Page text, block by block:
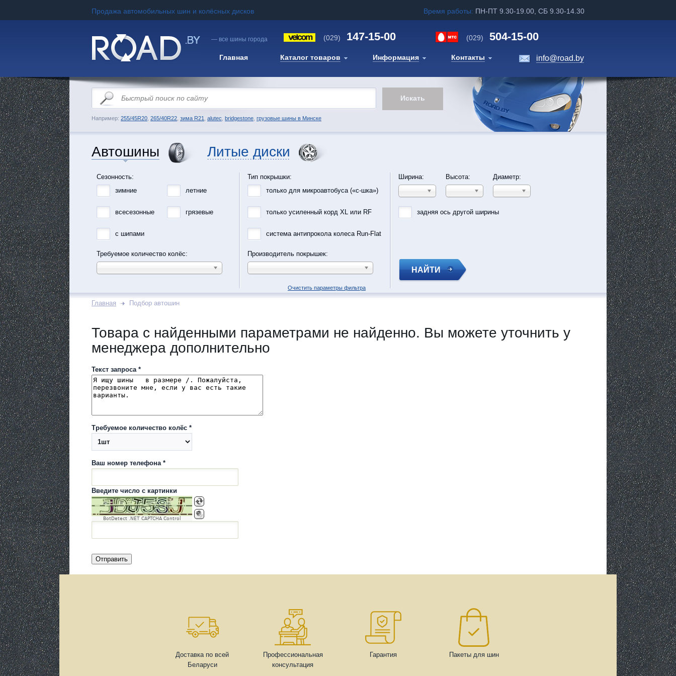
Продажа автомобильных шин и колёсных дисков Время работы: ПН-ПТ 9.30-19.00, СБ 9.30-14.30
— все шины города (029) 147-15-00 (029) 504-15-00
Главная Каталог товаров Информация Контакты info@road.by
Например: 255/45R20 265/40R22 зима R21 alutec bridgestone грузовые шины в Минске
Автошины Литые диски
Сезонность:
зимние
летние
всесезонные грязевые
с шипами
Требуемое количество колёс:
Тип покрышки:
только для микроавтобуса («с-шка»)
только усиленный корд XL или RF
система антипрокола колеса Run-Flat
Производитель покрышек:
Ширина: Высота: Диаметр:
задняя ось другой ширины
НАЙТИ
Очистить параметры фильтра
Главная Подбор автошин
Товара с найденными параметрами не найденно. Вы можете уточнить у
менеджера дополнительно
Текст запроса *
Требуемое количество колёс *
Ваш номер телефона *
Введите число с картинки
BotDetect .NET CAPTCHA Control
Доставка по всей
Беларуси
Профессиональная
консультация
Гарантия Пакеты для шин